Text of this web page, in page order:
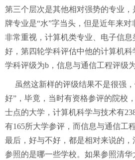
第三个层次是其他相对强势的专业，
牌专业是“水”字当头，但是近年来
非常重视，计算机类专业、电子信息
好，第四轮学科评估中他的计算机
学科评级为b，信息与通信工程评级为
虽然这新样的评级结果不是很强
好”，毕竟，当时有资格参评的院校
士点的大学，计算机科学与技术有
有165所大学参评，而信息与通信工
最后，好与不好，都是相对来说的
参照的是哪一些学校。如果参照清